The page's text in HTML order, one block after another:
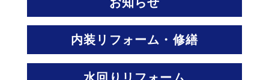
内装リフォーム・修繕